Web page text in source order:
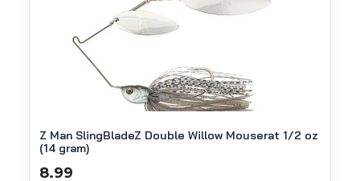
Z Man SlingBladeZ Double Willow Mouserat 1/2 oz
(14 gram)
8.99